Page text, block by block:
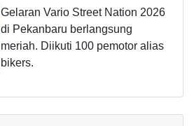
Gelaran Vario Street Nation 2026
di Pekanbaru berlangsung
meriah. Diikuti 100 pemotor alias
bikers.